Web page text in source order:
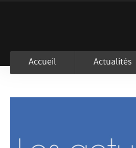
Accueil Actualités